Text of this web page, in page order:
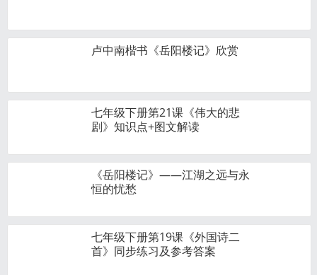
卢中南楷书《岳阳楼记》欣赏
七年级下册第21课《伟大的悲
剧》知识点+图文解读
《岳阳楼记》——江湖之远与永
恒的忧愁
七年级下册第19课《外国诗二
首》同步练习及参考答案